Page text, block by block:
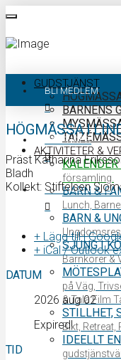
GUDSTJÄNST
BARNENS
AKTIVITETER &
KALENDER
församling.
BARN &
Lunch,
BARN &
SJUNG I
Barnkörer &
på Väg,
& Tala Film
STILLHET,
Bikt, Retreat,
IDEELLT
BLI MEDLEM
KALENDER
KONTAKTA OSS
HÖGMÄSSA I
Präst Katharina
Bladh
Kollekt: Stiftelsen
+ Lägg till i
+ iCal / Outlook
DATUM
2026 aug 02
Expired!
TID